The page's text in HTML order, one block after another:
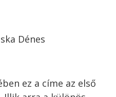
Dénes
ez a címe az első